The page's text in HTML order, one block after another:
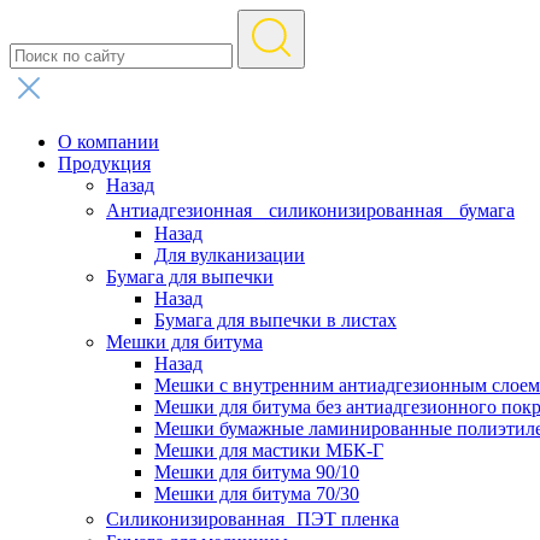
О компании
Продукция
Назад
Антиадгезионная силиконизированная бумага
Назад
Для вулканизации
Бумага для выпечки
Назад
Бумага для выпечки в листах
Мешки для битума
Назад
Мешки с внутренним антиадгезионным слоем
Мешки для битума без антиадгезионного
Мешки бумажные ламинированные
Мешки для мастики МБК-Г
Мешки для битума 90/10
Мешки для битума 70/30
Силиконизированная ПЭТ пленка